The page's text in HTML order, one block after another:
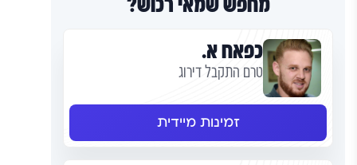
מחפש שמאי רכוש?
כפאח א.
טרם התקבל דירוג
זמינות מיידית